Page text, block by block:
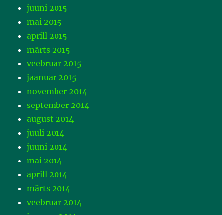
juuni 2015
mai 2015
aprill 2015
märts 2015
veebruar 2015
jaanuar 2015
november 2014
september 2014
august 2014
juuli 2014
juuni 2014
mai 2014
aprill 2014
märts 2014
veebruar 2014